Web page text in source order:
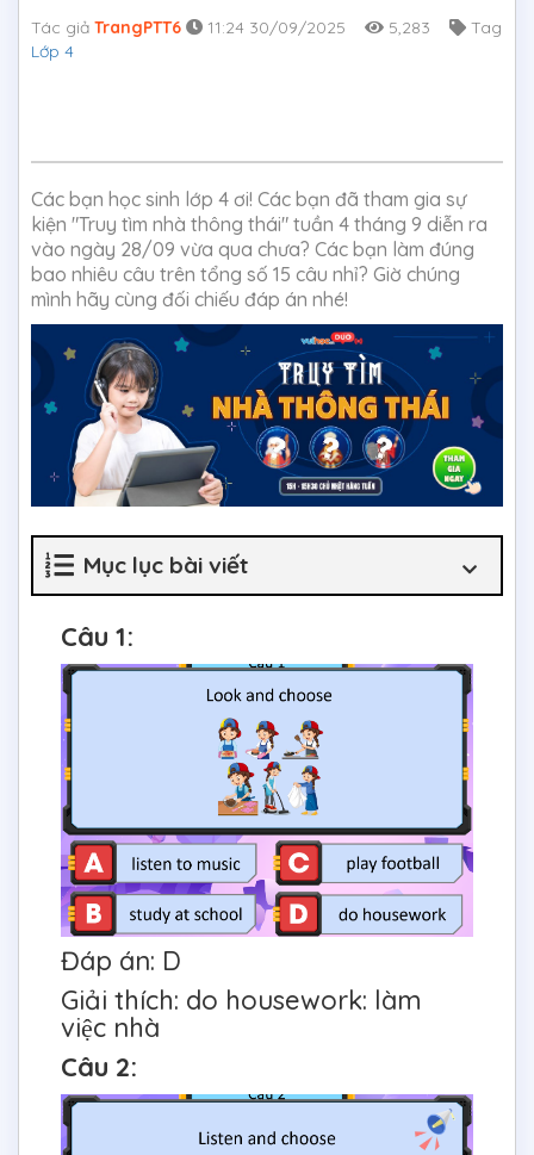
Tác giả TrangPTT6 11:24 30/09/2025 5,283
Tag
Lớp 4
Các bạn học sinh lớp 4 ơi! Các bạn đã tham gia sự
kiện "Truy tìm nhà thông thái" tuần 4 tháng 9 diễn ra
vào ngày 28/09 vừa qua chưa? Các bạn làm đúng
bao nhiêu câu trên tổng số 15 câu nhỉ? Giờ chúng
mình hãy cùng đối chiếu đáp án nhé!
Mục lục bài viết
Câu 1:
Đáp án: D
Giải thích: do housework: làm
việc nhà
Câu 2: